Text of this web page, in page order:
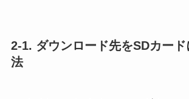
2-1. ダウンロード先をSDカー
法